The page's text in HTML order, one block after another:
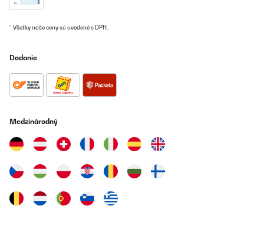
* Všetky naše ceny sú uvedené s DPH.
Dodanie
Medzinárodný